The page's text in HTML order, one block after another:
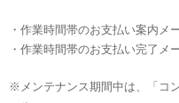
・作業時間帯のお支払い案内メ
・作業時間帯のお支払い完了メ
※メンテナンス期間中は、「コ